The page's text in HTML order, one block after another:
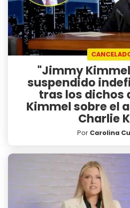
"Jimmy
suspendido
tras los dichos
Kimmel sobre el
Charlie
Por Carolina